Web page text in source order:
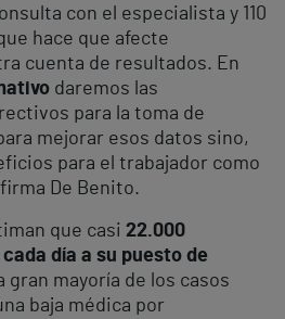
con el especialista y 110
hace que afecte
cuenta de resultados. En
daremos las
para la toma de
mejorar esos datos sino,
para el trabajador como
De Benito.
que casi 22.000
día a su puesto de
gran mayoría de los casos
baja médica por